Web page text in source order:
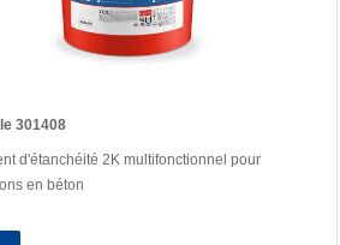
301408
d'étanchéité 2K multifonctionnel pour
en béton